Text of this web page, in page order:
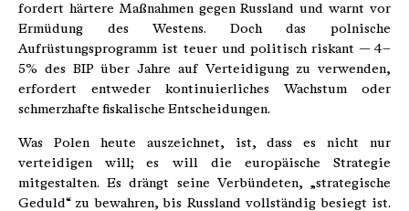
fordert härtere Maßnahmen gegen Russland und warnt vor
Ermüdung des Westens. Doch das polnische
Aufrüstungsprogramm ist teuer und politisch riskant — 4–
5% des BIP über Jahre auf Verteidigung zu verwenden,
erfordert entweder kontinuierliches Wachstum oder
schmerzhafte fiskalische Entscheidungen.
Was Polen heute auszeichnet, ist, dass es nicht nur
verteidigen will; es will die europäische Strategie
mitgestalten. Es drängt seine Verbündeten, „strategische
Geduld“ zu bewahren, bis Russland vollständig besiegt ist.